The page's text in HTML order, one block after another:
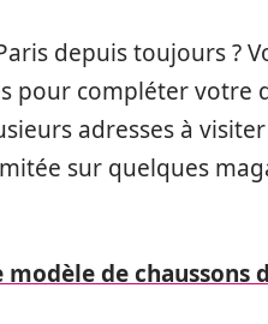
depuis toujours ?
pour compléter votre
adresses à
sur quelques
de chaussons